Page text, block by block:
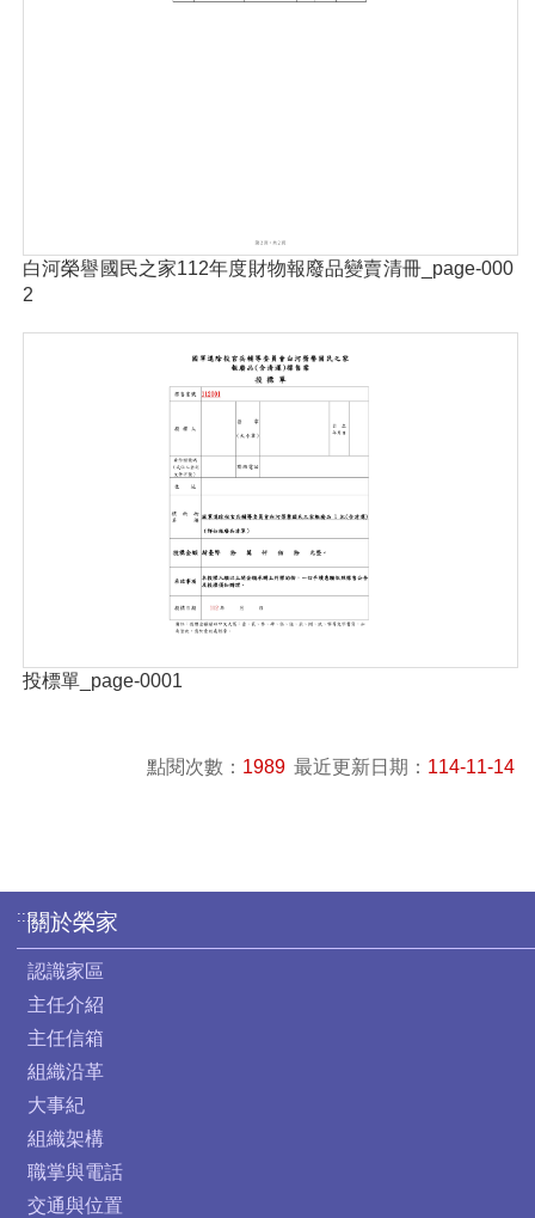
白河榮譽國民之家112年度財物報廢品變賣清冊_page-000
2
投標單_page-0001
點閱次數： 1989 最近更新日期： 114-11-14
:::關於榮家
認識家區
主任介紹
主任信箱
組織沿革
大事紀
組織架構
職掌與電話
交通與位置